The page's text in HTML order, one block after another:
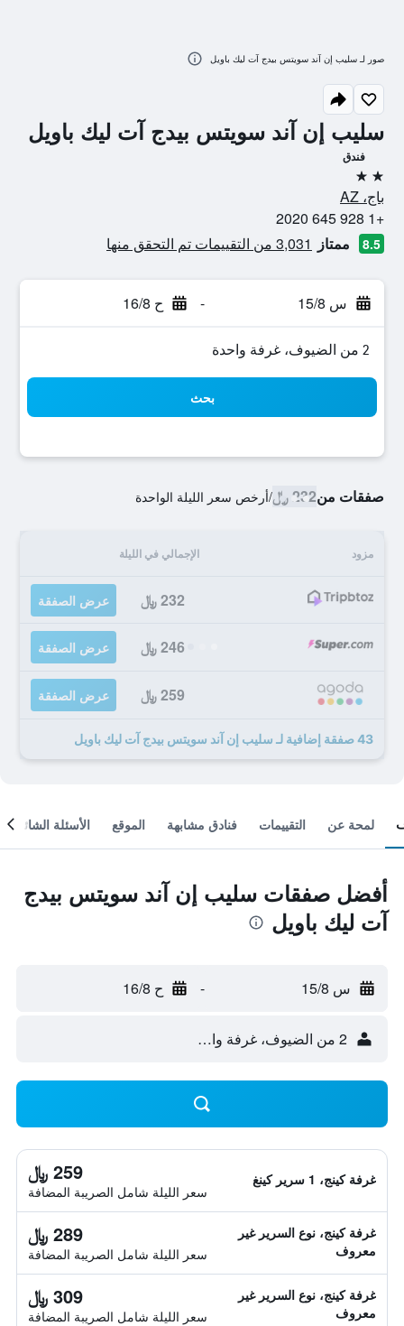
سليب إن آند سويتس بيدج آت ليك باويل
فندق
2 نجمتين
باج، AZ
+1 928 645 2020
8.5 ممتاز 3,031 من التقييمات تم التحقق منها
س 15/8 - ح 16/8
2 من الضيوف، غرفة واحدة
بحث
صفقات من232 ﷼ /أرخص سعر الليلة الواحدة
مزود الإجمالي في الليلة
232 ﷼ عرض الصفقة
246 ﷼ عرض الصفقة
259 ﷼ عرض الصفقة
43 صفقة إضافية لـ سليب إن آند سويتس بيدج آت ليك باويل
صور لـ سليب إن آند سويتس بيدج آت ليك باويل
لمحة عن التقييمات فنادق مشابهة الموقع الأسئلة الشائعة
أفضل صفقات سليب إن آند سويتس بيدج
آت ليك باويل
س 15/8 - ح 16/8
2 من الضيوف، غرفة واحدة
غرفة كينج، 1 سرير كينغ 259 ﷼
سعر الليلة شامل الصريبة المضافة
غرفة كينج، نوع السرير غير
معروف
289 ﷼
سعر الليلة شامل الصريبة المضافة
غرفة كينج، نوع السرير غير
معروف
309 ﷼
سعر الليلة شامل الصريبة المضافة